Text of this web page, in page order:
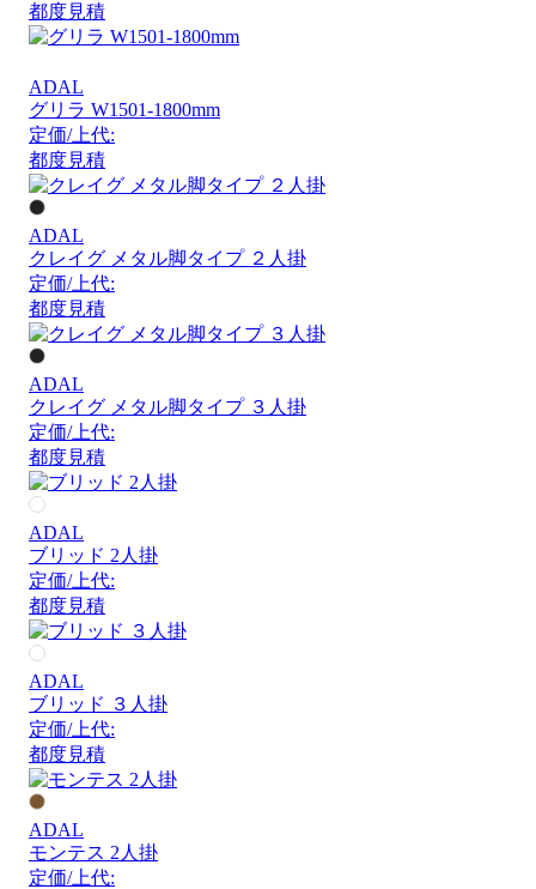
都度見積
ADAL
グリラ W1501-1800mm
定価/上代:
都度見積
ADAL
クレイグ メタル脚タイプ ２人掛
定価/上代:
都度見積
ADAL
クレイグ メタル脚タイプ ３人掛
定価/上代:
都度見積
ADAL
ブリッド 2人掛
定価/上代:
都度見積
ADAL
ブリッド ３人掛
定価/上代:
都度見積
ADAL
モンテス 2人掛
定価/上代: